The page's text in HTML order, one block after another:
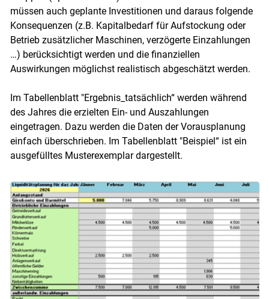
müssen auch geplante Investitionen und daraus folgende
Konsequenzen (z.B. Kapitalbedarf für Aufstockung oder
Betrieb zusätzlicher Maschinen, verzögerte Einzahlungen
…) berücksichtigt werden und die finanziellen
Auswirkungen möglichst realistisch abgeschätzt werden.
Im Tabellenblatt "Ergebnis_tatsächlich“ werden während
des Jahres die erzielten Ein- und Auszahlungen
eingetragen. Dazu werden die Daten der Vorausplanung
einfach überschrieben. Im Tabellenblatt "Beispiel“ ist ein
ausgefülltes Musterexemplar dargestellt.